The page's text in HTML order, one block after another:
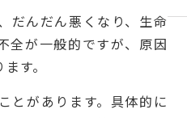
だんだん悪くなり、生命
全が一般的ですが、原因
す。
とがあります。具体的に